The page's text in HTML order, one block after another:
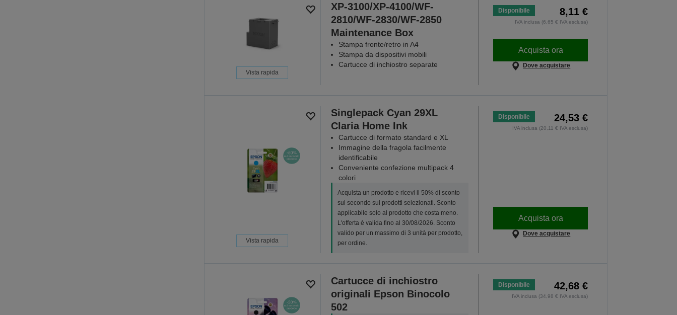
Vista rapida
XP-3100/XP-4100/WF-
2810/WF-2830/WF-2850
Maintenance Box
Stampa fronte/retro in A4
Stampa da dispositivi mobili
Cartucce di inchiostro separate
Disponibile 8,11 €
IVA inclusa (6,65 € IVA esclusa)
Acquista ora
Dove acquistare
Vista rapida
Singlepack Cyan 29XL
Claria Home Ink
Cartucce di formato standard e XL
Immagine della fragola facilmente
identificabile
Conveniente confezione multipack 4
colori
Acquista un prodotto e ricevi il 50% di sconto
sul secondo sui prodotti selezionati. Sconto
applicabile solo al prodotto che costa meno.
L'offerta è valida fino al 30/08/2026. Sconto
valido per un massimo di 3 unità per prodotto,
per ordine.
Disponibile 24,53 €
IVA inclusa (20,11 € IVA esclusa)
Acquista ora
Dove acquistare
Cartucce di inchiostro
originali Epson Binocolo
502
Disponibile 42,68 €
IVA inclusa (34,98 € IVA esclusa)